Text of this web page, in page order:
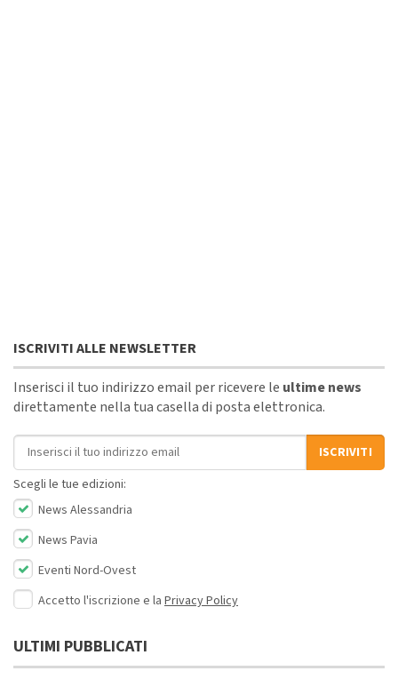
ISCRIVITI ALLE NEWSLETTER
Inserisci il tuo indirizzo email per ricevere le ultime news
direttamente nella tua casella di posta elettronica.
Indirizzo email
ISCRIVITI
Scegli le tue edizioni:
News Alessandria
News Pavia
Eventi Nord-Ovest
Accetto l'iscrizione e la Privacy Policy
ULTIMI PUBBLICATI